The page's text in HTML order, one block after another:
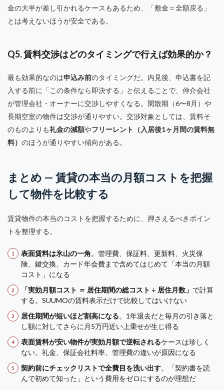
金の大半が差し引かれるケースもあるため、「敷金＝全額戻る」
とは考えないほうが安全である。
Q5. 賃料交渉はどのタイミングで行えば効果的か？
最も効果的なのは申込み前のタイミングだ。内見後、申込書を記
入する前に「この条件なら即決する」と伝えることで、仲介会社
が管理会社・オーナーに交渉しやすくなる。閑散期（6〜8月）や
長期空室の物件は交渉が通りやすい。交渉対象としては、賃料そ
のものよりも礼金の減額やフリーレント（入居後1ヶ月間の賃料無
料） のほうが通りやすい傾向がある。
まとめ — 賃貸の本当の月額コストを把握
して物件を比較する
賃貸物件の本当のコストを把握するために、押さえるべきポイン
トを整理する。
表面賃料は氷山の一角。管理費、保証料、更新料、火災保
険、鍵交換、カード年会費まで含めてはじめて「本当の月額
コスト」になる
「実効月額コスト ＝ 居住期間の総コスト ÷ 居住月数」 で計算
する。SUUMOの賃料表示だけで比較してはいけない
居住期間が短いほど割高になる。1年退去だと毎月の引き落と
し額に対してさらに月5万円近い上乗せが生じ得る
表面賃料が安い物件が実効月額で逆転されるケースは珍しく
ない。礼金、保証会社料率、管理費の違いが原因になる
契約前にチェックリストで全費目を洗い出す。「契約書を読
んで初めて知った」という費用をゼロにするのが理想だ